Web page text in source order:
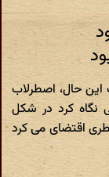
حال، اصطرلاب
نگاه کرد در شکل
اقتضای می کرد